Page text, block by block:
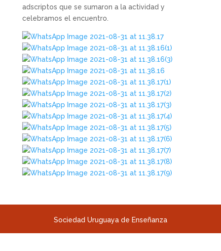
adscriptos que se sumaron a la actividad y
celebramos el encuentro.
Sociedad Uruguaya de Enseñanza